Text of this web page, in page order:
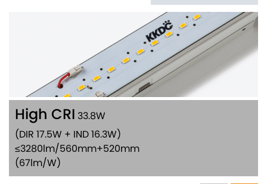
High CRI 33.8W
(DIR 17.5W + IND 16.3W)
≤3280lm/560mm+520mm
(67lm/W)